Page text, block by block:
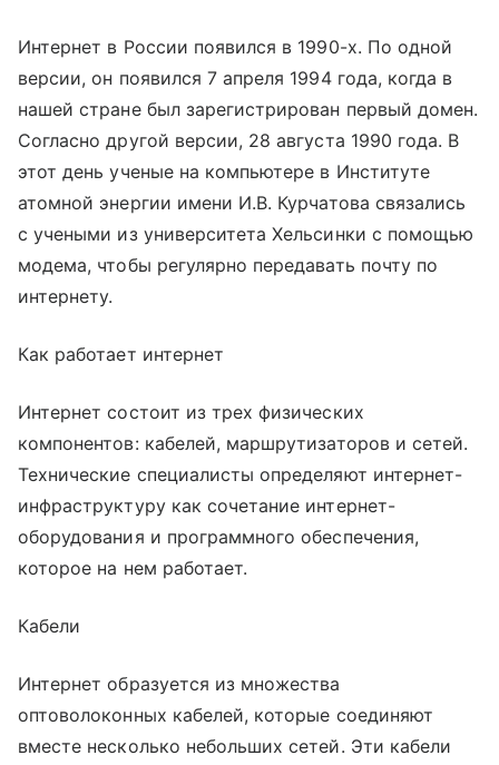
Интернет в России появился в 1990-х. По одной
версии, он появился 7 апреля 1994 года, когда в
нашей стране был зарегистрирован первый домен.
Согласно другой версии, 28 августа 1990 года. В
этот день ученые на компьютере в Институте
атомной энергии имени И.В. Курчатова связались
с учеными из университета Хельсинки с помощью
модема, чтобы регулярно передавать почту по
интернету.
Как работает интернет
Интернет состоит из трех физических
компонентов: кабелей, маршрутизаторов и сетей.
Технические специалисты определяют интернет-
инфраструктуру как сочетание интернет-
оборудования и программного обеспечения,
которое на нем работает.
Кабели
Интернет образуется из множества
оптоволоконных кабелей, которые соединяют
вместе несколько небольших сетей. Эти кабели